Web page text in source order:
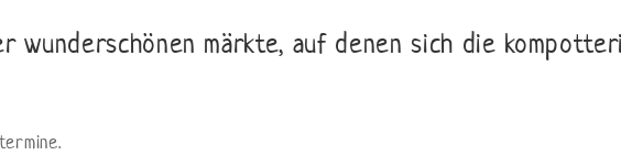
wunderschönen märkte, auf denen sich die